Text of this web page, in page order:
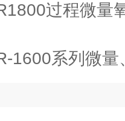
过程微量
1600系列微量